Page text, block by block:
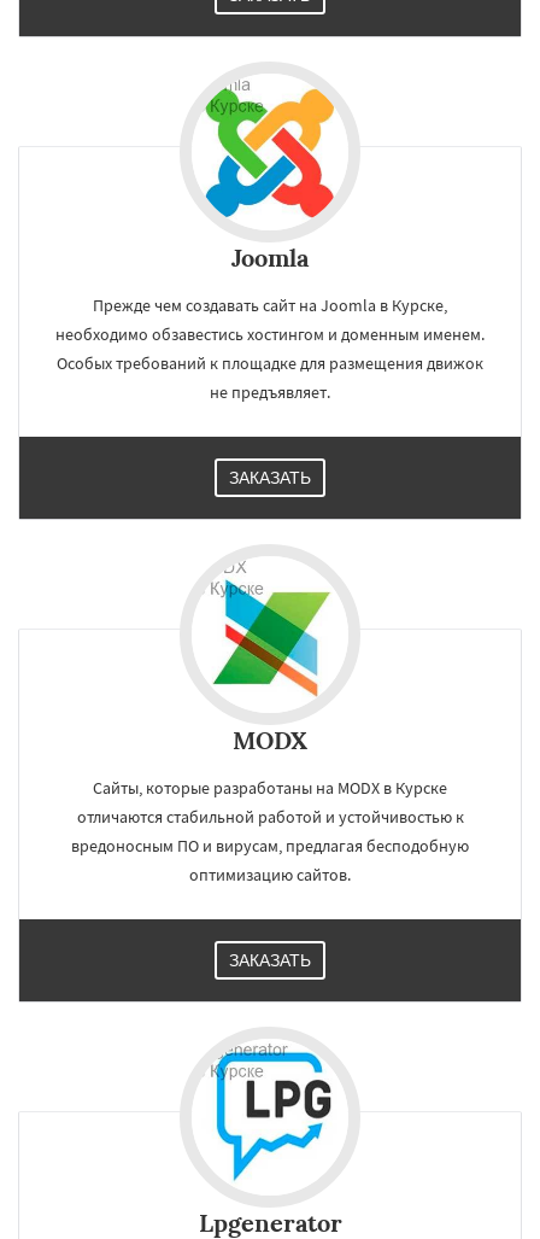
Joomla
Прежде чем создавать сайт на Joomla в Курске,
необходимо обзавестись хостингом и доменным именем.
Особых требований к площадке для размещения движок
не предъявляет.
ЗАКАЗАТЬ
MODX
Сайты, которые разработаны на MODX в Курске
отличаются стабильной работой и устойчивостью к
вредоносным ПО и вирусам, предлагая бесподобную
оптимизацию сайтов.
ЗАКАЗАТЬ
Lpgenerator